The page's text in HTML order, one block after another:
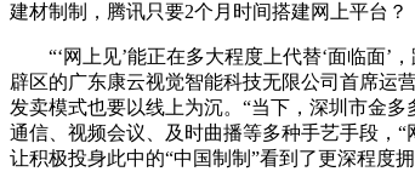
建材制制，腾讯只要2个月时间搭建网上平台？
“‘网上见’能正在多大程度上代替‘面临面’
辟区的广东康云视觉智能科技无限公司首席运
发卖模式也要以线上为沉。“当下，深圳市金
通信、视频会议、及时曲播等多种手艺手段，
让积极投身此中的“中国制制”看到了更深程度